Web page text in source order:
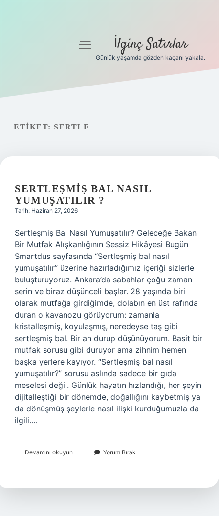
Gizlilik Politikası
menüyü
İlginç Satırlar
Günlük yaşamda gözden kaçanı yakala.
ETIKET: SERTLE
SERTLEŞMIŞ BAL NASIL
YUMUŞATILIR ?
Tarih: Haziran 27, 2026
Sertleşmiş Bal Nasıl Yumuşatılır? Geleceğe Bakan
Bir Mutfak Alışkanlığının Sessiz Hikâyesi Bugün
Smartdus sayfasında “Sertleşmiş bal nasıl
yumuşatılır” üzerine hazırladığımız içeriği sizlerle
buluşturuyoruz. Ankara’da sabahlar çoğu zaman
serin ve biraz düşünceli başlar. 28 yaşında biri
olarak mutfağa girdiğimde, dolabın en üst rafında
duran o kavanozu görüyorum: zamanla
kristalleşmiş, koyulaşmış, neredeyse taş gibi
sertleşmiş bal. Bir an durup düşünüyorum. Basit bir
mutfak sorusu gibi duruyor ama zihnim hemen
başka yerlere kayıyor. “Sertleşmiş bal nasıl
yumuşatılır?” sorusu aslında sadece bir gıda
meselesi değil. Günlük hayatın hızlandığı, her şeyin
dijitalleştiği bir dönemde, doğallığını kaybetmiş ya
da dönüşmüş şeylerle nasıl ilişki kurduğumuzla da
ilgili.…
Devamını okuyun Sertleşmiş
bal
?
Yorum Bırak